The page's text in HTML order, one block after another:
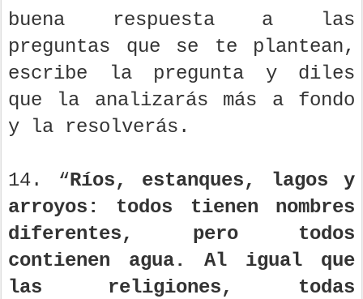
buena respuesta a las
preguntas que se te plantean,
escribe la pregunta y diles
que la analizarás más a fondo
y la resolverás.
14. “Ríos, estanques, lagos y
arroyos: todos tienen nombres
diferentes, pero todos
contienen agua. Al igual que
las religiones, todas